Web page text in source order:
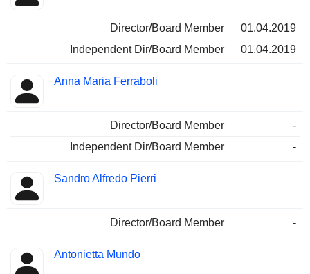
Director/Board Member
01.04.2019
Independent Dir/Board Member
01.04.2019
Anna Maria Ferraboli
Director/Board Member
-
Independent Dir/Board Member
-
Sandro Alfredo Pierri
Director/Board Member -
Antonietta Mundo